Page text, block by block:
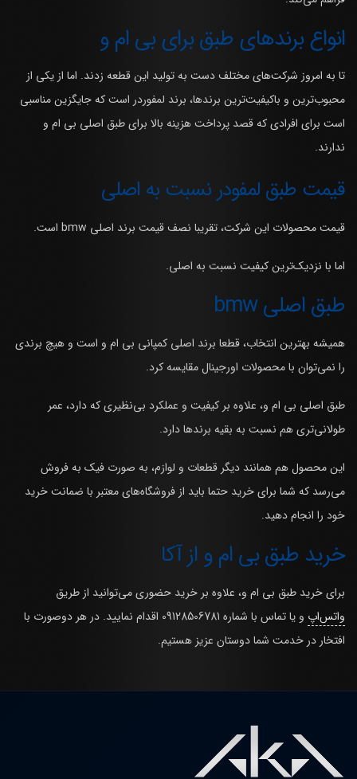
انواع برندهای طبق برای بی ام و
تا به امروز شرکت‌های مختلف دست به تولید این قطعه زدند. اما از یکی از
محبوب‌ترین و باکیفیت‌ترین برندها، برند لمفوردر است که جایگزین مناسبی
است برای افرادی که قصد پرداخت هزینه بالا برای طبق اصلی بی ام و
ندارند.
قیمت طبق لمفودر نسبت به اصلی
قیمت محصولات این شرکت، تقریبا نصف قیمت برند اصلی bmw است.
اما با نزدیک‌ترین کیفیت نسبت به اصلی.
طبق اصلی bmw
همیشه بهترین انتخاب، قطعا برند اصلی کمپانی بی ام و است و هیچ برندی
را نمی‌توان با محصولات اورجینال مقایسه کرد.
طبق اصلی بی ام و، علاوه بر کیفیت و عملکرد بی‌نظیری که دارد، عمر
طولانی‌تری هم نسبت به بقیه برندها دارد.
این محصول هم همانند دیگر قطعات و لوازم، به صورت فیک به فروش
می‌رسد که شما برای خرید حتما باید از فروشگاه‌های معتبر با ضمانت خرید
خود را انجام دهید.
خرید طبق بی ام و از آکا
برای خرید طبق بی ام و، علاوه بر خرید حضوری می‌توانید از طریق
واتس‌اپ
و یا تماس با شماره 09128506781 اقدام نمایید. در هر دوصورت با
افتخار در خدمت شما دوستان عزیز هستیم.